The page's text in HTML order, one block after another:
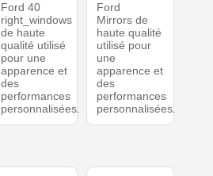
Ford 40
right_windows
de haute
qualité utilisé
pour une
apparence et
des
performances
personnalisées.
Ford
Mirrors de
haute qualité
utilisé pour
une
apparence et
des
performances
personnalisées.